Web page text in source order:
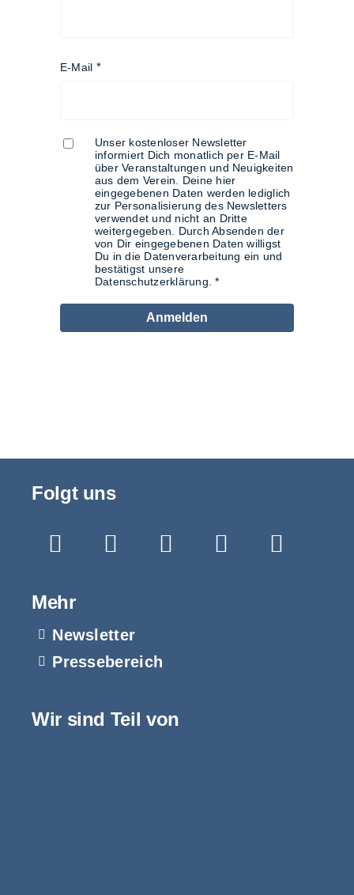
E-Mail
Unser kostenloser Newsletter
informiert Dich monatlich per E-Mail
über Veranstaltungen und Neuigkeiten
aus dem Verein. Deine hier
eingegebenen Daten werden lediglich
zur Personalisierung des Newsletters
verwendet und nicht an Dritte
weitergegeben. Durch Absenden der
von Dir eingegebenen Daten willigst
Du in die Datenverarbeitung ein und
bestätigst unsere
Datenschutzerklärung.
Anmelden
Folgt uns
Mehr
Newsletter
Pressebereich
Wir sind Teil von